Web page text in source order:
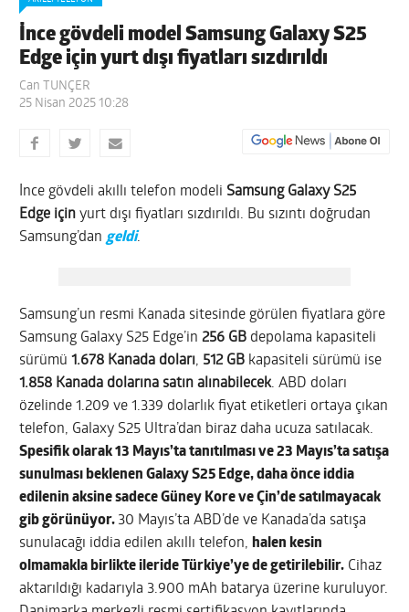
İnce gövdeli model Samsung Galaxy S25
Edge için yurt dışı fiyatları sızdırıldı
Can TUNÇER
25 Nisan 2025 10:28
İnce gövdeli akıllı telefon modeli Samsung Galaxy S25
Edge için yurt dışı fiyatları sızdırıldı. Bu sızıntı doğrudan
Samsung’dan geldi.
Samsung’un resmi Kanada sitesinde görülen fiyatlara göre
Samsung Galaxy S25 Edge’in256 GB depolama kapasiteli
sürümü1.678 Kanada doları, 512 GB kapasiteli sürümü ise
1.858 Kanada dolarına satın alınabilecek.ABD doları
özelinde 1.209 ve 1.339 dolarlık fiyat etiketleri ortaya çıkan
telefon, Galaxy S25 Ultra’dan biraz daha ucuza satılacak.
Spesifik olarak 13 Mayıs’ta tanıtılması ve 23 Mayıs’ta satışa
sunulması beklenen Galaxy S25 Edge, daha önce iddia
edilenin aksine sadece Güney Kore ve Çin’de satılmayacak
gib görünüyor. 30 Mayıs’ta ABD’de ve Kanada’da satışa
sunulacağı iddia edilen akıllı telefon, halen kesin
olmamakla birlikte ileride Türkiye’ye de getirilebilir. Cihaz
aktarıldığı kadarıyla 3.900 mAh batarya üzerine kuruluyor.